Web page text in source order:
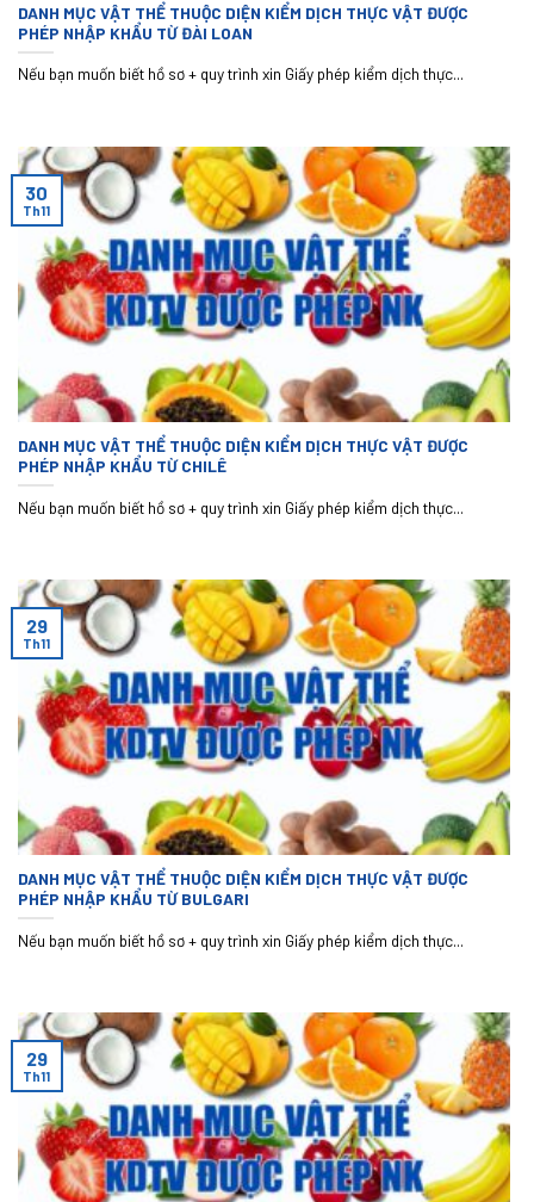
DANH MỤC VẬT THỂ THUỘC DIỆN KIỂM DỊCH THỰC VẬT ĐƯỢC
PHÉP NHẬP KHẨU TỪ ĐÀI LOAN
Nếu bạn muốn biết hồ sơ + quy trình xin Giấy phép kiểm dịch thực...
DANH MỤC VẬT THỂ THUỘC DIỆN KIỂM DỊCH THỰC VẬT ĐƯỢC
PHÉP NHẬP KHẨU TỪ CHILÊ
Nếu bạn muốn biết hồ sơ + quy trình xin Giấy phép kiểm dịch thực...
30
Th11
DANH MỤC VẬT THỂ THUỘC DIỆN KIỂM DỊCH THỰC VẬT ĐƯỢC
PHÉP NHẬP KHẨU TỪ BULGARI
Nếu bạn muốn biết hồ sơ + quy trình xin Giấy phép kiểm dịch thực...
29
Th11
29
Th11